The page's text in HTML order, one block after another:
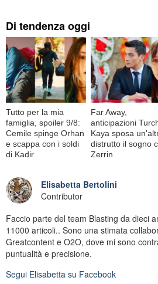
Di tendenza oggi
Tutto per la mia
famiglia, spoiler 9/8:
Cemile spinge Orhan
e scappa con i soldi
di Kadir
Far Away,
anticipazioni
Kaya sposa
distrutto il sogno
Zerrin
Elisabetta Bertolini
Contributor
Faccio parte del team Blasting da dieci
11000 articoli.. Sono una stimata
Greatcontent e O2O, dove mi sono
puntualità e precisione.
Segui Elisabetta su Facebook